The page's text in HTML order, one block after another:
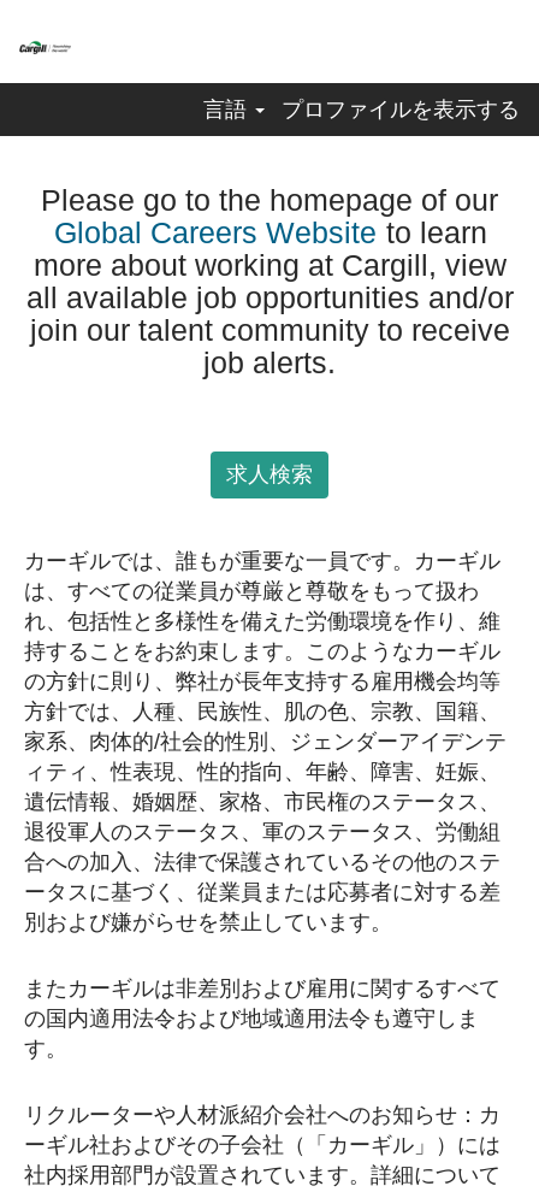
言語 プロファイルを表示する
Please go to the homepage of our
Global Careers Website to learn
more about working at Cargill, view
all available job opportunities and/or
join our talent community to receive
job alerts.
求人検索
カーギルでは、誰もが重要な一員です。カーギル
は、すべての従業員が尊厳と尊敬をもって扱わ
れ、包括性と多様性を備えた労働環境を作り、維
持することをお約束します。このようなカーギル
の方針に則り、弊社が長年支持する雇用機会均等
方針では、人種、民族性、肌の色、宗教、国籍、
家系、肉体的/社会的性別、ジェンダーアイデンテ
ィティ、性表現、性的指向、年齢、障害、妊娠、
遺伝情報、婚姻歴、家格、市民権のステータス、
退役軍人のステータス、軍のステータス、労働組
合への加入、法律で保護されているその他のステ
ータスに基づく、従業員または応募者に対する差
別および嫌がらせを禁止しています。
またカーギルは非差別および雇用に関するすべて
の国内適用法令および地域適用法令も遵守しま
す。
リクルーターや人材派紹介会社へのお知らせ：カ
ーギル社およびその子会社（「カーギル」）には
社内採用部門が設置されています。詳細について